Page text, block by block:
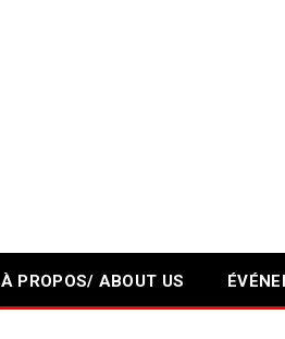
À PROPOS/ ABOUT US